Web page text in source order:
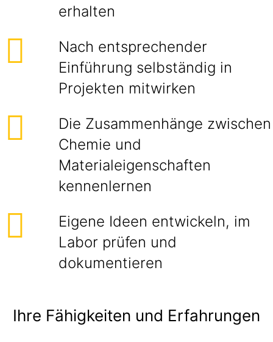
erhalten
Nach entsprechender
Einführung selbständig in
Projekten mitwirken
Die Zusammenhänge zwischen
Chemie und
Materialeigenschaften
kennenlernen
Eigene Ideen entwickeln, im
Labor prüfen und
dokumentieren
Ihre Fähigkeiten und Erfahrungen